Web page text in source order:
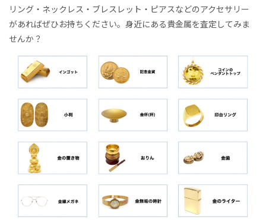
リング・ネックレス・ブレスレット・ピアスなどのアクセサリー
があればぜひお持ちください。身近にある貴金属を査定してみま
せんか？